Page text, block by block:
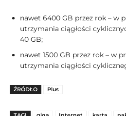
nawet 6400 GB przez rok – w
utrzymania ciągłości
40 GB;
nawet 1500 GB przez rok – w
utrzymania ciągłości
ŹRÓDŁO Plus